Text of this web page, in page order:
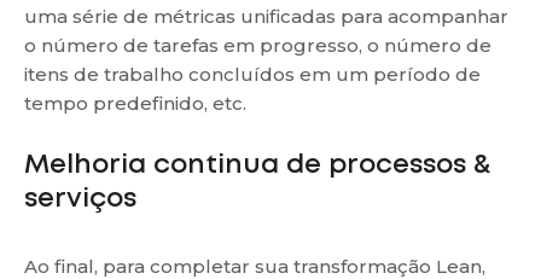
uma série de métricas unificadas para acompanhar
o número de tarefas em progresso, o número de
itens de trabalho concluídos em um período de
tempo predefinido, etc.
Melhoria continua de processos &
serviços
Ao final, para completar sua transformação Lean,